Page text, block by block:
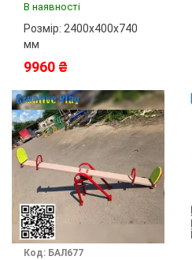
В наявності
Розмір: 2400х400х740
мм
9960 ₴
Код: БАЛ677